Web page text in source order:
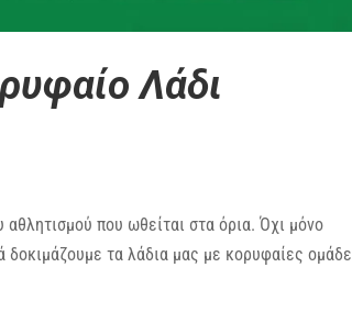
Λάδι
που ωθείται στα όρια. Όχι μόνο
τα λάδια μας με κορυφαίες